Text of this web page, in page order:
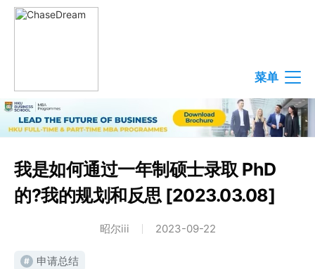
菜单
我是如何通过一年制硕士录取 PhD
的?我的规划和反思 [2023.03.08]
昭尔iii 2023-09-22
# 申请总结